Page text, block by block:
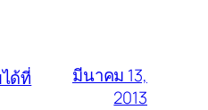
ด้ที่
มีนาคม 13,
2013